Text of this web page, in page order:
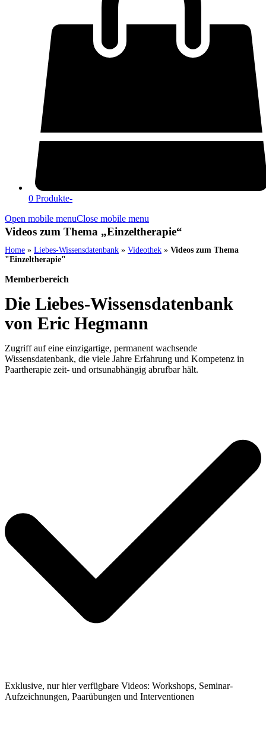
0 Produkte-
Open mobile menuClose mobile menu
Videos zum Thema „Einzeltherapie“
Home » Liebes-Wissensdatenbank » Videothek » Videos zum Thema
"Einzeltherapie"
Memberbereich
Die Liebes-Wissensdatenbank
von Eric Hegmann
Zugriff auf eine einzigartige, permanent wachsende
Wissensdatenbank, die viele Jahre Erfahrung und Kompetenz in
Paartherapie zeit- und ortsunabhängig abrufbar hält.
Exklusive, nur hier verfügbare Videos: Workshops, Seminar-
Aufzeichnungen, Paarübungen und Interventionen